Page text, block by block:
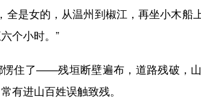
全是女的，从温州到椒江，再坐小木
个小时。”
住了——残垣断壁遍布，道路残破，山
有进山百姓误触致残。